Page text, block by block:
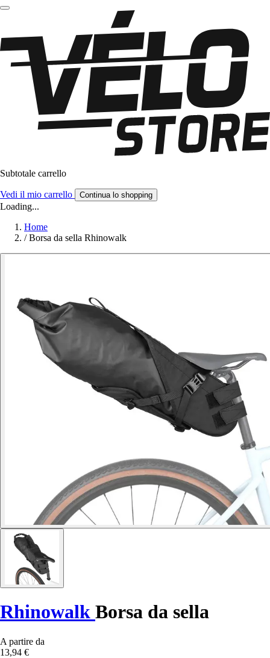
Subtotale carrello
Vedi il mio carrello Continua lo shopping
Loading...
Home
/ Borsa da sella Rhinowalk
Rhinowalk Borsa da sella
A partire da
13,94 €